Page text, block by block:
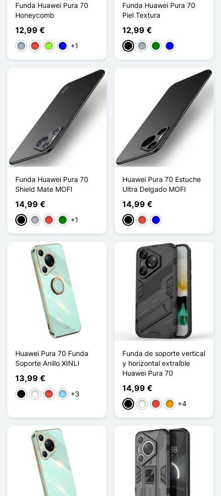
Funda Huawei Pura 70
Honeycomb
12,99 €
Gris RojoVerde manzana
Azul+1
Funda Huawei Pura 70
Piel Textura
12,99 €
NegroGris VerdeAzul
Funda Huawei Pura 70
Shield Mate MOFI
14,99 €
NegroGris RojoVerde
+1
Huawei Pura 70 Estuche
Ultra Delgado MOFI
14,99 €
NegroRojoAzul
Huawei Pura 70 Funda
Soporte Anillo XINLI
13,99 €
NegroBlancoRojoAzul claro
+3
Funda de soporte vertical
y horizontal extraíble
Huawei Pura 70
14,99 €
NegroBlancoRojoNaranja
+4